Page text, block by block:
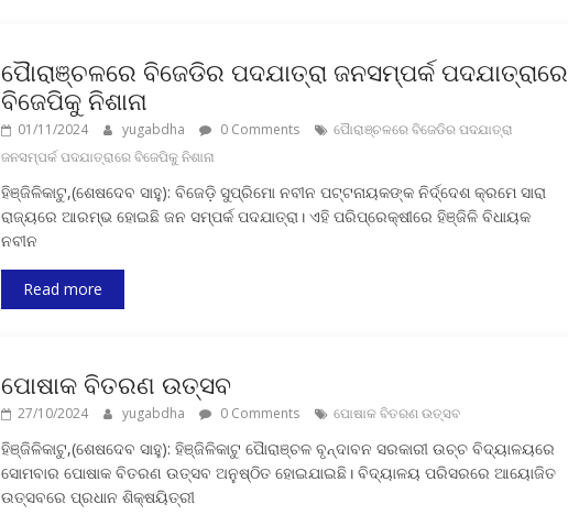
ପୈାରାଞ୍ଚଳରେ ବିଜେଡିର ପଦଯାତ୍ରା ଜନସମ୍ପର୍କ ପଦଯାତ୍ରାରେ
ବିଜେପିକୁ ନିଶାନା
01/11/2024 yugabdha 0 Comments
ପୈାରାଞ୍ଚଳରେ ବିଜେଡିର ପଦଯାତ୍ରା
ଜନସମ୍ପର୍କ ପଦଯାତ୍ରାରେ ବିଜେପିକୁ ନିଶାନା
ହିଞ୍ଜିଳିକାଟୁ,(ଶେଷଦେବ ସାହୁ): ବିଜେଡ଼ି ସୁପ୍ରିମୋ ନବୀନ ପଟ୍ଟନାୟକଙ୍କ ନିର୍ଦ୍ଦେଶ କ୍ରମେ ସାରା
ରାଜ୍ୟରେ ଆରମ୍ଭ ହୋଇଛି ଜନ ସମ୍ପର୍କ ପଦଯାତ୍ରା। ଏହି ପରିପ୍ରେକ୍ଷୀରେ ହିଞ୍ଜିଳି ବିଧାୟକ
ନବୀନ
Read more
ପୋଷାକ ବିତରଣ ଉତ୍ସବ
27/10/2024 yugabdha 0 Comments ପୋଷାକ ବିତରଣ ଉତ୍ସବ
ହିଞ୍ଜିଳିକାଟୁ,(ଶେଷଦେବ ସାହୁ): ହିଞ୍ଜିଳିକାଟୁ ପୈାରାଞ୍ଚଳ ବୃନ୍ଦାବନ ସରକାରୀ ଉଚ୍ଚ ବିଦ୍ୟାଳୟରେ
ସୋମବାର ପୋଷାକ ବିତରଣ ଉତ୍ସବ ଅନୁଷ୍ଠିତ ହୋଇଯାଇଛି।‌ ବିଦ୍ୟାଳୟ ପରିସରରେ ଆୟୋଜିତ
ଉତ୍ସବରେ ପ୍ରଧାନ ଶିକ୍ଷୟିତ୍ରୀ